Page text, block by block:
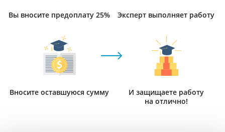
Вы вносите предоплату 25% Эксперт выполняет работу
Вносите оставшуюся сумму
И защищаете работу
на отлично!